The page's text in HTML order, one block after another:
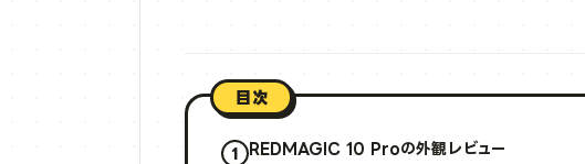
目次
REDMAGIC 10 Proの外観レビュー